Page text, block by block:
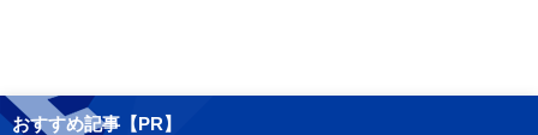
おすすめ記事【PR】